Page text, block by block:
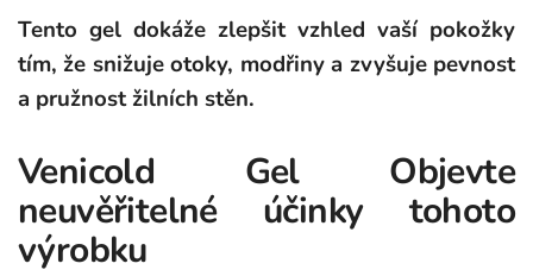
Tento gel dokáže zlepšit vzhled vaší pokožky
tím, že snižuje otoky, modřiny a zvyšuje pevnost
a pružnost žilních stěn.
Venicold Gel Objevte
neuvěřitelné účinky tohoto
výrobku